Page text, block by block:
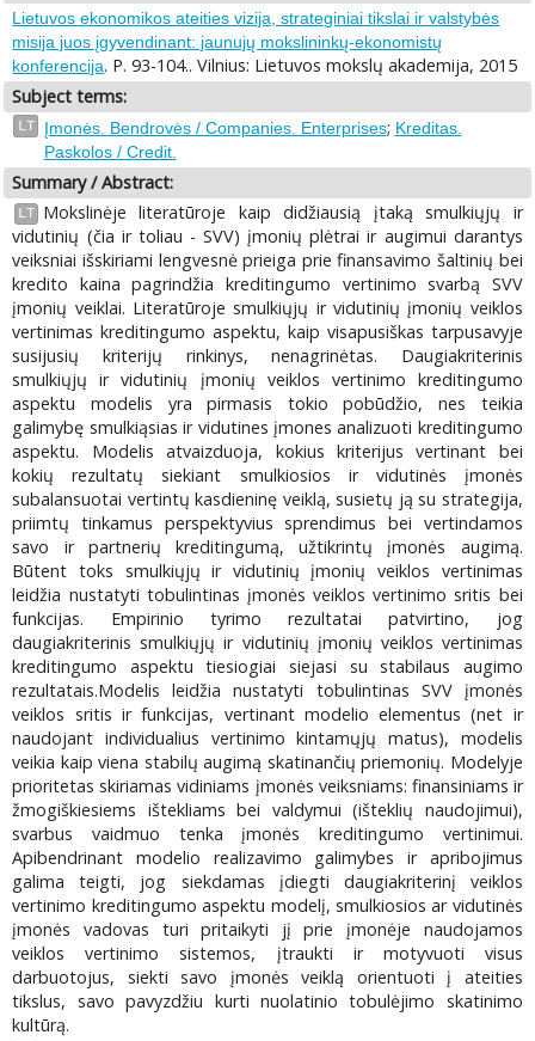
Lietuvos ekonomikos ateities vizija, strateginiai tikslai ir valstybės
misija juos įgyvendinant: jaunujų mokslininkų-ekonomistų
konferencija. P. 93-104.. Vilnius: Lietuvos mokslų akademija, 2015
Subject terms:
LT Įmonės. Bendrovės / Companies. Enterprises; Kreditas.
Paskolos / Credit.
Summary / Abstract:
LT
Mokslinėje literatūroje kaip didžiausią įtaką smulkiųjų ir
vidutinių (čia ir toliau - SVV) įmonių plėtrai ir augimui darantys
veiksniai išskiriami lengvesnė prieiga prie finansavimo šaltinių bei
kredito kaina pagrindžia kreditingumo vertinimo svarbą SVV
įmonių veiklai. Literatūroje smulkiųjų ir vidutinių įmonių veiklos
vertinimas kreditingumo aspektu, kaip visapusiškas tarpusavyje
susijusių kriterijų rinkinys, nenagrinėtas. Daugiakriterinis
smulkiųjų ir vidutinių įmonių veiklos vertinimo kreditingumo
aspektu modelis yra pirmasis tokio pobūdžio, nes teikia
galimybę smulkiąsias ir vidutines įmones analizuoti kreditingumo
aspektu. Modelis atvaizduoja, kokius kriterijus vertinant bei
kokių rezultatų siekiant smulkiosios ir vidutinės įmonės
subalansuotai vertintų kasdieninę veiklą, susietų ją su strategija,
priimtų tinkamus perspektyvius sprendimus bei vertindamos
savo ir partnerių kreditingumą, užtikrintų įmonės augimą.
Būtent toks smulkiųjų ir vidutinių įmonių veiklos vertinimas
leidžia nustatyti tobulintinas įmonės veiklos vertinimo sritis bei
funkcijas. Empirinio tyrimo rezultatai patvirtino, jog
daugiakriterinis smulkiųjų ir vidutinių įmonių veiklos vertinimas
kreditingumo aspektu tiesiogiai siejasi su stabilaus augimo
rezultatais.Modelis leidžia nustatyti tobulintinas SVV įmonės
veiklos sritis ir funkcijas, vertinant modelio elementus (net ir
naudojant individualius vertinimo kintamųjų matus), modelis
veikia kaip viena stabilų augimą skatinančių priemonių. Modelyje
prioritetas skiriamas vidiniams įmonės veiksniams: finansiniams ir
žmogiškiesiems ištekliams bei valdymui (išteklių naudojimui),
svarbus vaidmuo tenka įmonės kreditingumo vertinimui.
Apibendrinant modelio realizavimo galimybes ir apribojimus
galima teigti, jog siekdamas įdiegti daugiakriterinį veiklos
vertinimo kreditingumo aspektu modelį, smulkiosios ar vidutinės
įmonės vadovas turi pritaikyti jį prie įmonėje naudojamos
veiklos vertinimo sistemos, įtraukti ir motyvuoti visus
darbuotojus, siekti savo įmonės veiklą orientuoti į ateities
tikslus, savo pavyzdžiu kurti nuolatinio tobulėjimo skatinimo
kultūrą.